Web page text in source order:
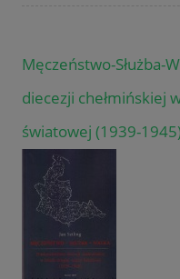
Męczeństwo-Służba-
diecezji chełmińskiej
światowej (1939-